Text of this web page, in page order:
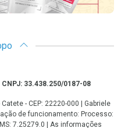
33.438.250/0187-08
- CEP: 22220-000 | Gabriele
de funcionamento: Processo:
7.25279.0 | As informações